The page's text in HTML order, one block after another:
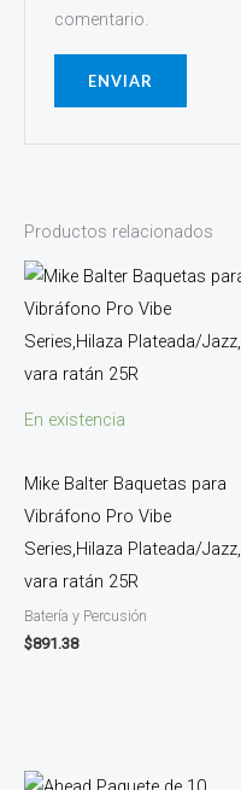
comentario.
Productos relacionados
En existencia
Mike Balter Baquetas para
Vibráfono Pro Vibe
Series,Hilaza Plateada/Jazz,
vara ratán 25R
Batería y Percusión
$891.38